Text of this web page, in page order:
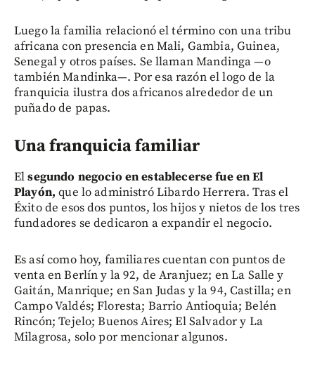
Luego la familia relacionó el término con una tribu
africana con presencia en Mali, Gambia, Guinea,
Senegal y otros países. Se llaman Mandinga —o
también Mandinka—. Por esa razón el logo de la
franquicia ilustra dos africanos alrededor de un
puñado de papas.
Una franquicia familiar
Elsegundo negocio en establecerse fue en El
Playón,que lo administró Libardo Herrera. Tras el
Éxito de esos dos puntos, los hijos y nietos de los tres
fundadores se dedicaron a expandir el negocio.
Es así como hoy, familiares cuentan con puntos de
venta en Berlín y la 92, de Aranjuez; en La Salle y
Gaitán, Manrique; en San Judas y la 94, Castilla; en
Campo Valdés; Floresta; Barrio Antioquia; Belén
Rincón; Tejelo; Buenos Aires; El Salvador y La
Milagrosa, solo por mencionar algunos.